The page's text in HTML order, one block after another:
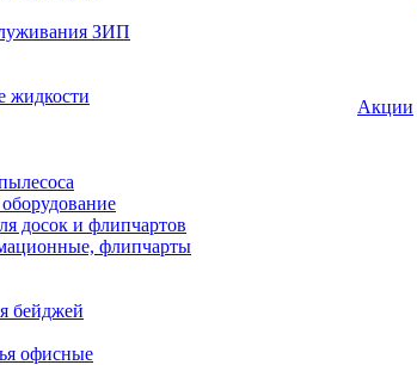
ЗИП
жидкости
досок и флипчартов
флипчарты
бейджей
офисные
Акции